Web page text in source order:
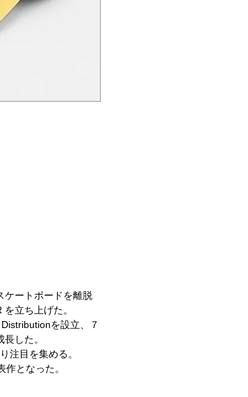
ケートボードを離脱
立ち上げた。
を設立、７
した。
注目を集める。
となった。